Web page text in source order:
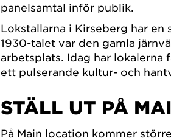
panelsamtal inför publik.
Lokstallarna i Kirseberg har
1930-talet var den gamla
arbetsplats. Idag har
ett pulserande kultur- och
STÄLL UT PÅ
På Main location kommer